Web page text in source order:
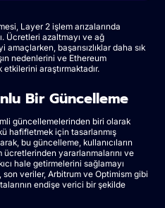
Layer 2 işlem arızalarında
Ücretleri azaltmayı ve ağ
başarısızlıklar daha sık
nedenlerini ve Ethereum
araştırmaktadır.
Bir Güncelleme
güncellemelerinden biri olarak
hafifletmek için tasarlanmış
bu güncelleme, kullanıcıların
ücretlerinden yararlanmalarını ve
hale getirmelerini sağlamayı
veriler, Arbitrum ve Optimism gibi
endişe verici bir şekilde